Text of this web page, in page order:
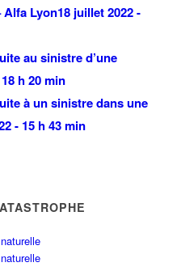
Alfa Lyon18 juillet 2022 -
au sinistre d’une
h 20 min
à un sinistre dans une
- 15 h 43 min